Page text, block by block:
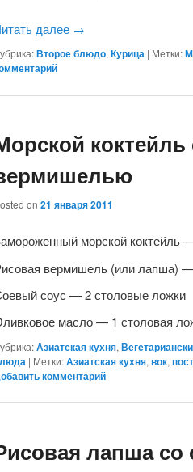
далее →
Второе блюдо,Курица | Метки:
on 21 января 2011
морской коктейль
вермишель (или лапша) —
соус — 2 столовые ложки
масло — 1 столовая
Азиатская кухня,
| Метки:Азиатская кухня, вок,
комментарий
лапша со